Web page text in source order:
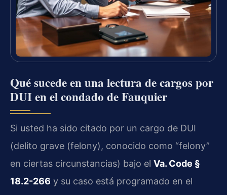
Qué sucede en una lectura de cargos por
DUI en el condado de Fauquier
Si usted ha sido citado por un cargo de DUI
(delito grave (felony), conocido como “felony”
en ciertas circunstancias) bajo el Va. Code §
18.2-266 y su caso está programado en el